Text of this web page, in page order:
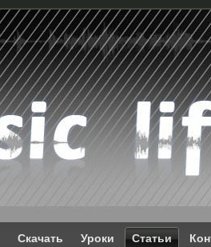
Скачать Уроки Статьи